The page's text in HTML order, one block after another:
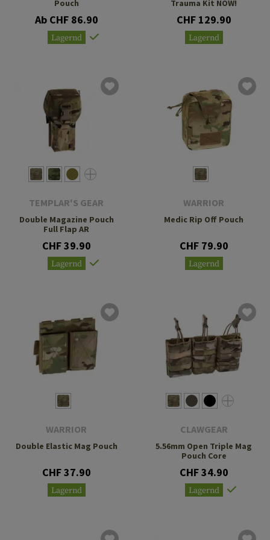
Pouch
Ab CHF 86.90
Lagernd
Trauma Kit NOW!
CHF 129.90
Lagernd
TEMPLAR'S GEAR
Double Magazine Pouch
Full Flap AR
CHF 39.90
Lagernd
WARRIOR
Medic Rip Off Pouch
CHF 79.90
Lagernd
WARRIOR
Double Elastic Mag Pouch
CHF 37.90
Lagernd
CLAWGEAR
5.56mm Open Triple Mag
Pouch Core
CHF 34.90
Lagernd